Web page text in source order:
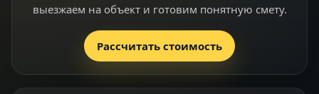
выезжаем на объект и готовим понятную смету.
Рассчитать стоимость